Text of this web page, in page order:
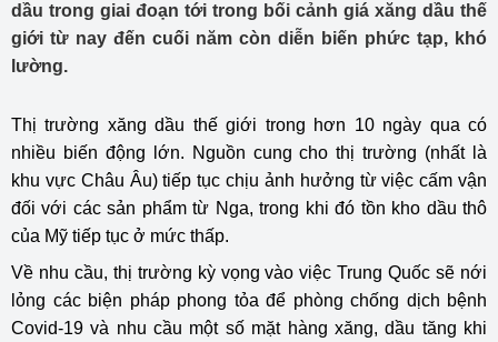
dầu trong giai đoạn tới trong bối cảnh giá xăng dầu thế
giới từ nay đến cuối năm còn diễn biến phức tạp, khó
lường.
Thị trường xăng dầu thế giới trong hơn 10 ngày qua có
nhiều biến động lớn. Nguồn cung cho thị trường (nhất là
khu vực Châu Âu) tiếp tục chịu ảnh hưởng từ việc cấm vận
đối với các sản phẩm từ Nga, trong khi đó tồn kho dầu thô
của Mỹ tiếp tục ở mức thấp.
Về nhu cầu, thị trường kỳ vọng vào việc Trung Quốc sẽ nới
lỏng các biện pháp phong tỏa để phòng chống dịch bệnh
Covid-19 và nhu cầu một số mặt hàng xăng, dầu tăng khi